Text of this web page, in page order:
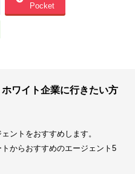
Pocket
ワイト企業に行きたい方
ントをおすすめします。
からおすすめのエージェント5